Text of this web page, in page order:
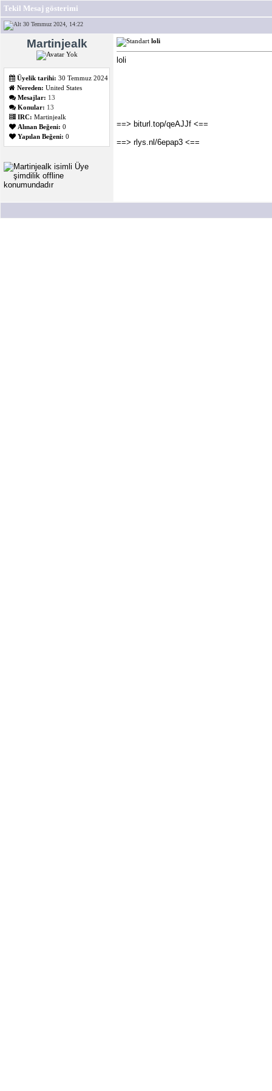
Tekil Mesaj gösterimi
30 Temmuz 2024, 14:22
Martinjealk
Üyelik tarihi: 30 Temmuz 2024
Nereden: United States
Mesajlar: 13
Konular: 13
IRC: Martinjealk
Alınan Beğeni: 0
Yapılan Beğeni: 0
loli
loli
==> biturl.top/qeAJJf <==
==> rlys.nl/6epap3 <==